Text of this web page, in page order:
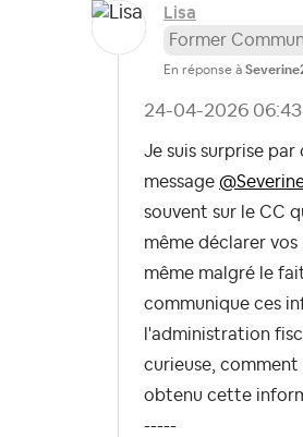
Lisa
Former
En réponse à
‎24-04-2026 06:43
Je suis surprise par
message
souvent sur le CC
même déclarer vos
même malgré le
communique ces
l'administration
curieuse, comment
obtenu cette
-----